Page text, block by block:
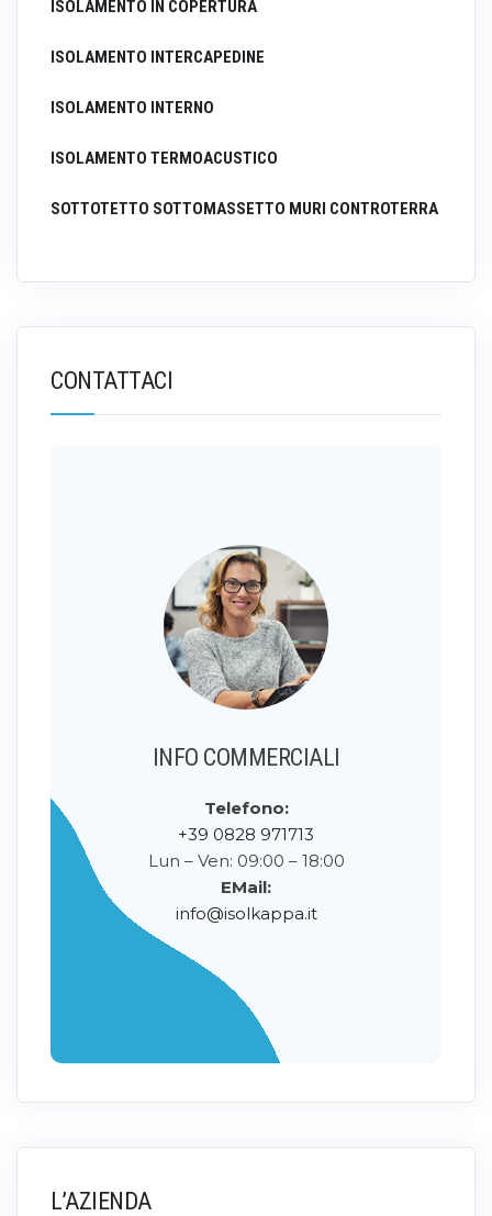
ISOLAMENTO IN COPERTURA
ISOLAMENTO INTERCAPEDINE
ISOLAMENTO INTERNO
ISOLAMENTO TERMOACUSTICO
SOTTOTETTO SOTTOMASSETTO MURI CONTROTERRA
CONTATTACI
INFO COMMERCIALI
Telefono:
+39 0828 971713
Lun – Ven: 09:00 – 18:00
EMail:
info@isolkappa.it
L’AZIENDA